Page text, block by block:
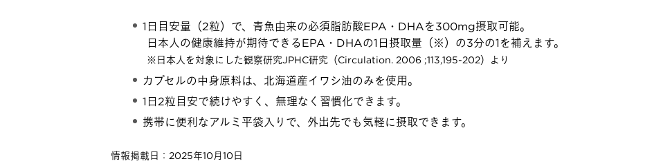
1日目安量（2粒）で、青魚由来の必須脂肪酸EPA・DHAを300mg摂取可能。
日本人の健康維持が期待できるEPA・DHAの1日摂取量（※）の3分の1を補えます。
※日本人を対象にした観察研究JPHC研究（Circulation. 2006 ;113,195-202）より
カプセルの中身原料は、北海道産イワシ油のみを使用。
1日2粒目安で続けやすく、無理なく習慣化できます。
携帯に便利なアルミ平袋入りで、外出先でも気軽に摂取できます。
情報掲載日：2025年10月10日